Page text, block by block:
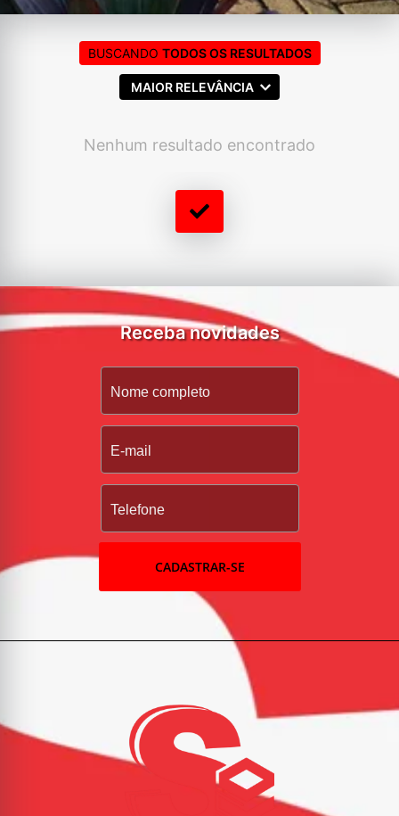
BUSCANDO TODOS OS RESULTADOS
MAIOR RELEVÂNCIA
Nenhum resultado encontrado
Receba novidades
CADASTRAR-SE